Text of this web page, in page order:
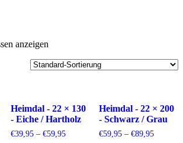
anzeigen
Heimdal - 22 × 130
- Eiche / Hartholz
€39,95 –€59,95Preisspanne:
Heimdal - 22 × 200
- Schwarz / Grau
€59,95 –€89,95